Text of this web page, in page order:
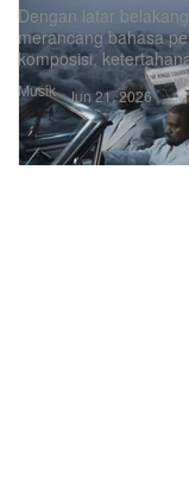
Musik
Dengan latar
merancang bahasa
komposisi,
Jun 21, 2026